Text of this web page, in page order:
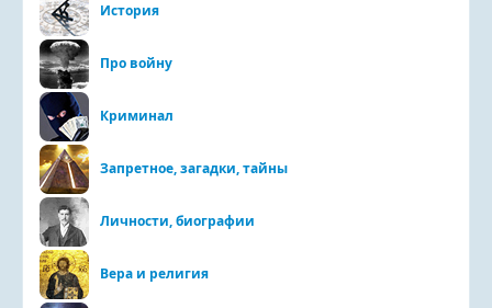
История
Про войну
Криминал
Запретное, загадки, тайны
Личности, биографии
Вера и религия